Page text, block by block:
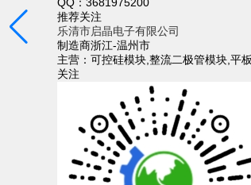
推荐关注
乐清市启晶电子有限公司
制造商浙江-温州市
主营：可控硅模块,整流二极管模块,平
关注